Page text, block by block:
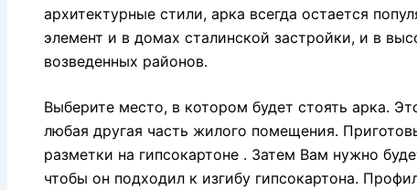
архитектурные стили, арка всегда остается
элемент и в домах сталинской застройки, и в
возведенных районов.
Выберите место, в котором будет стоять арка.
любая другая часть жилого помещения.
разметки на гипсокартоне . Затем Вам нужно
чтобы он подходил к изгибу гипсокартона.